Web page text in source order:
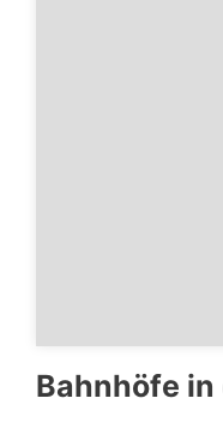
Bahnhöfe in